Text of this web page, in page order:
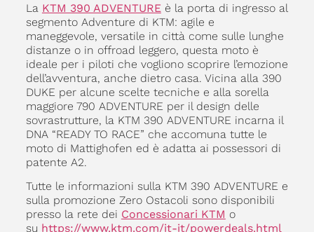
La KTM 390 ADVENTURE è la porta di ingresso al
segmento Adventure di KTM: agile e
maneggevole, versatile in città come sulle lunghe
distanze o in offroad leggero, questa moto è
ideale per i piloti che vogliono scoprire l’emozione
dell’avventura, anche dietro casa. Vicina alla 390
DUKE per alcune scelte tecniche e alla sorella
maggiore 790 ADVENTURE per il design delle
sovrastrutture, la KTM 390 ADVENTURE incarna il
DNA “READY TO RACE” che accomuna tutte le
moto di Mattighofen ed è adatta ai possessori di
patente A2.
Tutte le informazioni sulla KTM 390 ADVENTURE e
sulla promozione Zero Ostacoli sono disponibili
presso la rete dei Concessionari KTM o
su https://www.ktm.com/it-it/powerdeals.html